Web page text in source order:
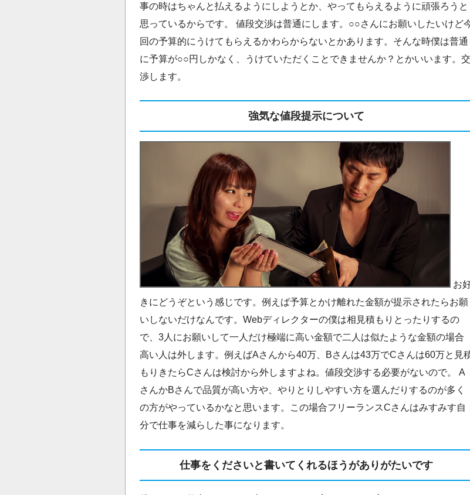
事の時はちゃんと払えるようにしようとか、やってもらえるように頑張ろうと
思っているからです。 値段交渉は普通にします。○○さんにお願いしたいけど
回の予算的にうけてもらえるかわらからないとかあります。そんな時僕は普通
に予算が○○円しかなく、うけていただくことできませんか？とかいいます。交
渉します。
強気な値段提示について
お
きにどうぞという感じです。例えば予算とかけ離れた金額が提示されたらお願
いしないだけなんです。Webディレクターの僕は相見積もりとったりするの
で、3人にお願いして一人だけ極端に高い金額で二人は似たような金額の場合
高い人は外します。例えばAさんから40万、Bさんは43万でCさんは60万と見
もりきたらCさんは検討から外しますよね。値段交渉する必要がないので。 A
さんかBさんで品質が高い方や、やりとりしやすい方を選んだりするのが多く
の方がやっているかなと思います。この場合フリーランスCさんはみすみす自
分で仕事を減らした事になります。
仕事をくださいと書いてくれるほうがありがたいです